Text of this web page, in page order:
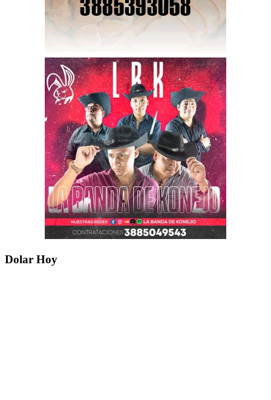
Dolar Hoy